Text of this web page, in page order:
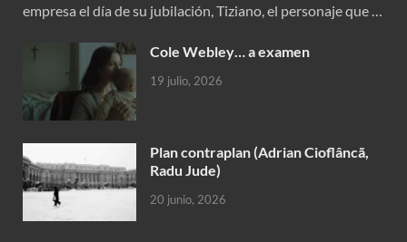
empresa el día de su jubilación, Tiziano, el personaje que …
Cole Webley… a examen
19 julio, 2026
Plan contraplan (Adrian Cioflâncã,
Radu Jude)
20 junio, 2026